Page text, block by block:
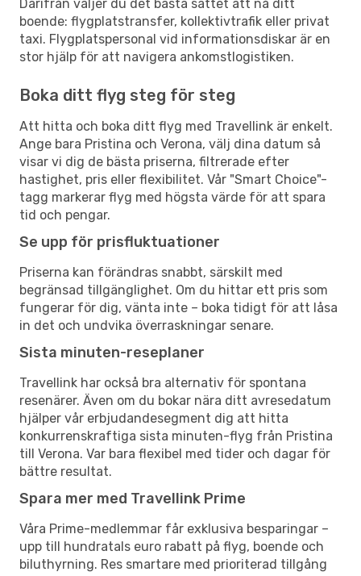
Därifrån väljer du det bästa sättet att nå ditt
boende: flygplatstransfer, kollektivtrafik eller privat
taxi. Flygplatspersonal vid informationsdiskar är en
stor hjälp för att navigera ankomstlogistiken.
Boka ditt flyg steg för steg
Att hitta och boka ditt flyg med Travellink är enkelt.
Ange bara Pristina och Verona, välj dina datum så
visar vi dig de bästa priserna, filtrerade efter
hastighet, pris eller flexibilitet. Vår "Smart Choice"-
tagg markerar flyg med högsta värde för att spara
tid och pengar.
Se upp för prisfluktuationer
Priserna kan förändras snabbt, särskilt med
begränsad tillgänglighet. Om du hittar ett pris som
fungerar för dig, vänta inte – boka tidigt för att låsa
in det och undvika överraskningar senare.
Sista minuten-reseplaner
Travellink har också bra alternativ för spontana
resenärer. Även om du bokar nära ditt avresedatum
hjälper vår erbjudandesegment dig att hitta
konkurrenskraftiga sista minuten-flyg från Pristina
till Verona. Var bara flexibel med tider och dagar för
bättre resultat.
Spara mer med Travellink Prime
Våra Prime-medlemmar får exklusiva besparingar –
upp till hundratals euro rabatt på flyg, boende och
biluthyrning. Res smartare med prioriterad tillgång